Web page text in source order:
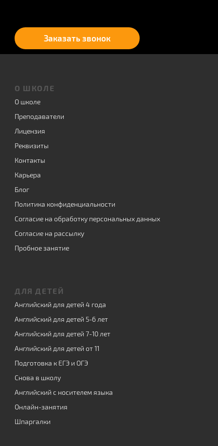
Заказать звонок
О ШКОЛЕ
О школе
Преподаватели
Лицензия
Реквизиты
Контакты
Карьера
Блог
Политика конфиденциальности
Согласие на обработку персональных данных
Согласие на рассылку
Пробное занятие
ДЛЯ ДЕТЕЙ
Английский для детей 4 года
Английский для детей 5-6 лет
Английский для детей 7-10 лет
Английский для детей от 11
Подготовка к ЕГЭ и ОГЭ
Снова в школу
Английский с носителем языка
Онлайн-занятия
Шпаргалки